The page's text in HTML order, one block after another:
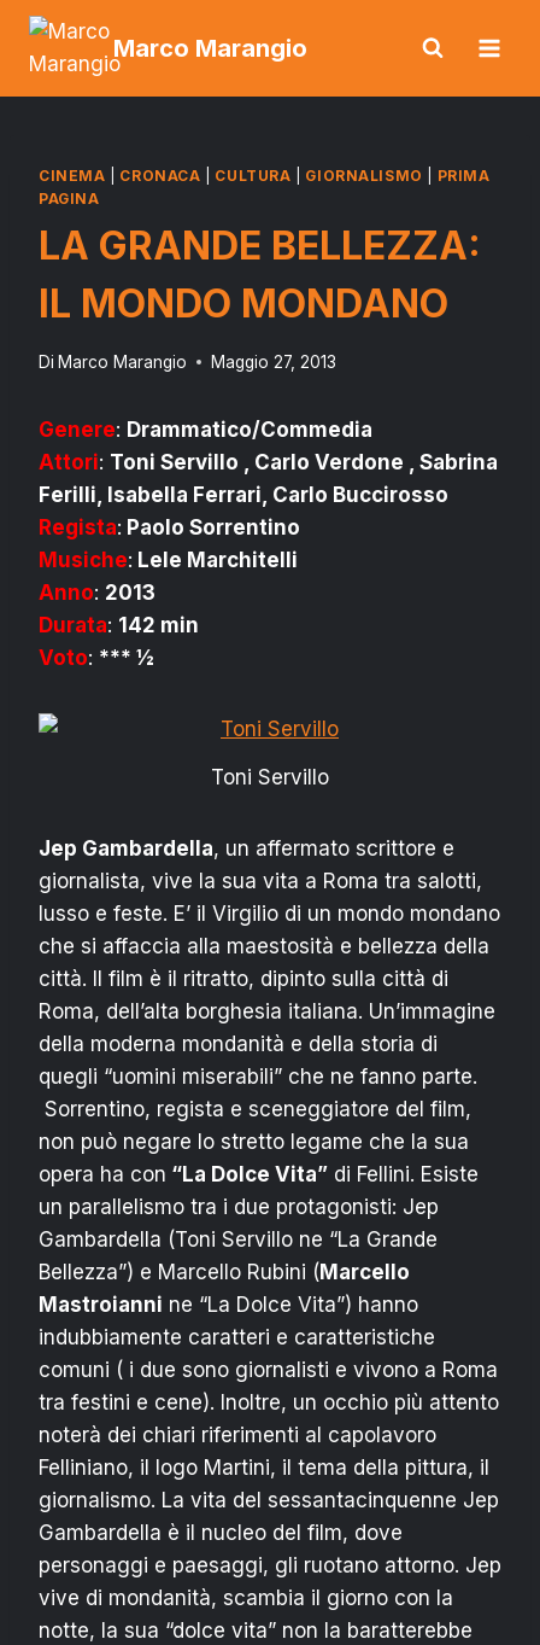
Salta
contenuto
Marco Marangio
CINEMA CRONACA CULTURA GIORNALISMO
PRIMA
PAGINA
LA GRANDE BELLEZZA:
IL MONDO MONDANO
Di Marco Marangio Maggio 27, 2013
Genere: Drammatico/Commedia
Attori: Toni Servillo , Carlo Verdone , Sabrina
Ferilli, Isabella Ferrari, Carlo Buccirosso
Regista: Paolo Sorrentino
Musiche: Lele Marchitelli
Anno: 2013
Durata: 142 min
Voto: *** ½
Toni Servillo
Jep Gambardella, un affermato scrittore e
giornalista, vive la sua vita a Roma tra salotti,
lusso e feste. E’ il Virgilio di un mondo mondano
che si affaccia alla maestosità e bellezza della
città. Il film è il ritratto, dipinto sulla città di
Roma, dell’alta borghesia italiana. Un’immagine
della moderna mondanità e della storia di
quegli “uomini miserabili” che ne fanno parte.
Sorrentino, regista e sceneggiatore del film,
non può negare lo stretto legame che la sua
opera ha con “La Dolce Vita” di Fellini. Esiste
un parallelismo tra i due protagonisti: Jep
Gambardella (Toni Servillo ne “La Grande
Bellezza”) e Marcello Rubini ( Marcello
Mastroianni ne “La Dolce Vita”) hanno
indubbiamente caratteri e caratteristiche
comuni ( i due sono giornalisti e vivono a Roma
tra festini e cene). Inoltre, un occhio più attento
noterà dei chiari riferimenti al capolavoro
Felliniano, il logo Martini, il tema della pittura, il
giornalismo. La vita del sessantacinquenne Jep
Gambardella è il nucleo del film, dove
personaggi e paesaggi, gli ruotano attorno. Jep
vive di mondanità, scambia il giorno con la
notte, la sua “dolce vita” non la baratterebbe